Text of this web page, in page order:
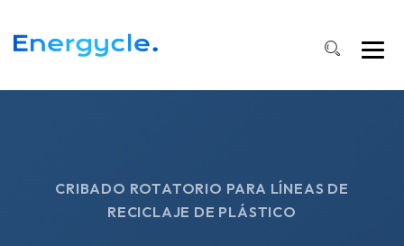
CRIBADO ROTATORIO PARA LÍNEAS DE
RECICLAJE DE PLÁSTICO